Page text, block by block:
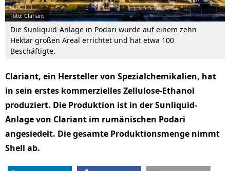
Foto: Clariant
Die Sunliquid-Anlage in Podari wurde auf einem zehn
Hektar großen Areal errichtet und hat etwa 100
Beschäftigte.
Clariant, ein Hersteller von Spezialchemikalien, hat
in sein erstes kommerzielles Zellulose-Ethanol
produziert. Die Produktion ist in der Sunliquid-
Anlage von Clariant im rumänischen Podari
angesiedelt. Die gesamte Produktionsmenge nimmt
Shell ab.